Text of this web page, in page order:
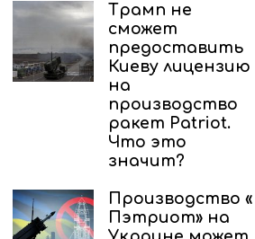
Сообщения и материалы
агентства «International Reporters»
(зарегистрировано Федеральной
в сфере связи, информационных
массовых коммуникаций
номером ИА № ФС 77 – 86339)
Об агентстве
Политика
Право на цитирование
Для аудитории 18+ Форма
Трамп не
сможет
предоставить
Киеву лицензию
на
производство
ракет Patriot.
Что это
значит?
Производство «
Пэтриот» на